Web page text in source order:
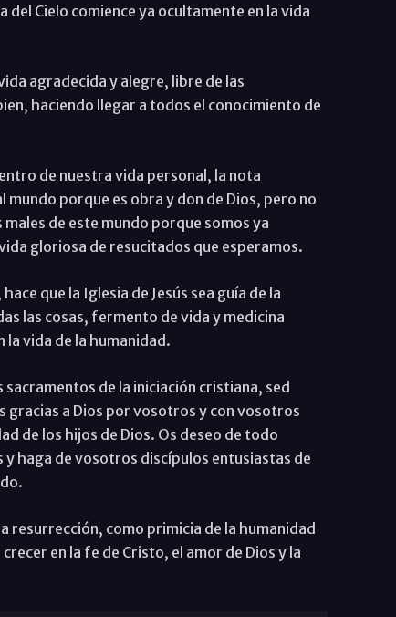
del Cielo comience ya ocultamente en la vida
agradecida y alegre, libre de las
haciendo llegar a todos el conocimiento de
de nuestra vida personal, la nota
porque es obra y don de Dios, pero no
de este mundo porque somos ya
gloriosa de resucitados que esperamos.
que la Iglesia de Jesús sea guía de la
las cosas, fermento de vida y medicina
vida de la humanidad.
de la iniciación cristiana, sed
gracias a Dios por vosotros y con vosotros
de los hijos de Dios. Os deseo de todo
haga de vosotros discípulos entusiastas de
resurrección, como primicia de la humanidad
en la fe de Cristo, el amor de Dios y la